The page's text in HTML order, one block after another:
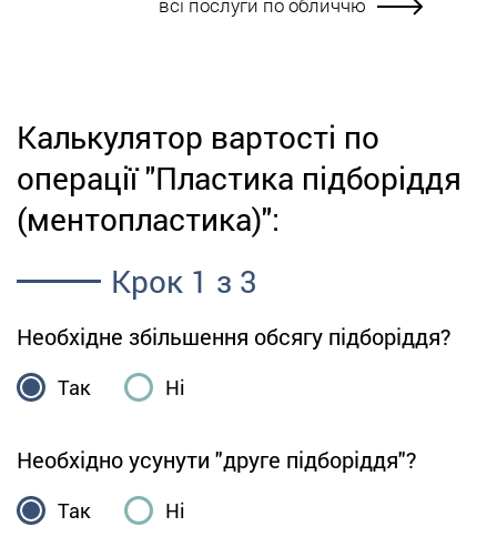
Калькулятор вартості по
операції "Пластика підборіддя
(ментопластика)":
Крок 1 з 3
Необхідне збільшення обсягу підборіддя?
Так Ні
Необхідно усунути "друге підборіддя"?
Так Ні